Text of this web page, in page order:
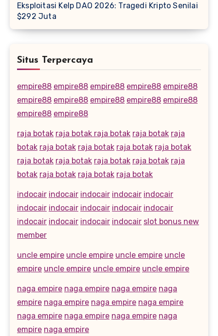
Eksploitasi Kelp DAO 2026: Tragedi Kripto Senilai
$292 Juta
Situs Terpercaya
empire88 empire88 empire88 empire88 empire88
empire88 empire88 empire88 empire88 empire88
empire88 empire88
raja botak raja botak raja botak raja botak raja
botak raja botak raja botak raja botak raja botak
raja botak raja botak raja botak raja botak raja
botak raja botak raja botak raja botak
indocair indocair indocair indocair indocair
indocair indocair indocair indocair indocair
indocair indocair indocair indocair slot bonus new
member
uncle empire uncle empire uncle empire uncle
empire uncle empire uncle empire uncle empire
naga empire naga empire naga empire naga
empire naga empire naga empire naga empire
naga empire naga empire naga empire naga
empire naga empire